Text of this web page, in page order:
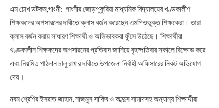
এম চোখ ডটকম,গাংনী: গাংনীর জোড়পুকুরিয়া মাধ্যমিক বিদ্যালয়ের খণ্ডকালীণ
শিক্ষকদের অপসারনের দাবীতে ক্লাস বর্জন করেছেন এমপিওভুক্ত শিক্ষকেরা। তারা
ক্লাস বর্জন করায় সাধারণ শিক্ষার্থী ও অভিভাবকরা ফুঁসে উঠেছে। শিক্ষার্থীরা
খণ্ডকালীন শিক্ষকদের অপসারনের প্রতিবাদ জানিয়ে বৃহষ্পতিবার সকালে বিক্ষোভ করে
এবং নিয়মিত পাঠদান চালু রাখার দাবীতে উপজেলা নির্বাহী অফিসারের নিকট অভিযোগ
দেয়।
নবম শ্রেণির ইসরাত জাহান, নাজমুস সাকিব ও আব্দুস সামাদসহ অন্যান্য শিক্ষার্থীরা